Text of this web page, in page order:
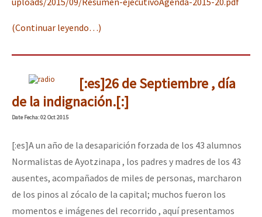
(Continuar leyendo…)
[:es]26 de Septiembre , día
de la indignación.[:]
DateFecha: 02 Oct 2015
[:es]A un año de la desaparición forzada de los 43 alumnos
Normalistas de Ayotzinapa , los padres y madres de los 43
ausentes, acompañados de miles de personas, marcharon
de los pinos al zócalo de la capital; muchos fueron los
momentos e imágenes del recorrido , aquí presentamos